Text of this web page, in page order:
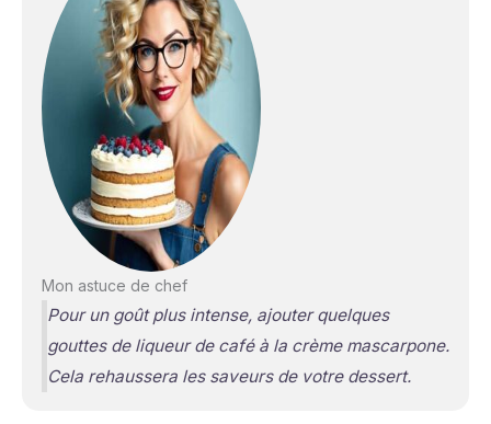
Mon astuce de chef
Pour un goût plus intense, ajouter quelques
gouttes de liqueur de café à la crème mascarpone.
Cela rehaussera les saveurs de votre dessert.